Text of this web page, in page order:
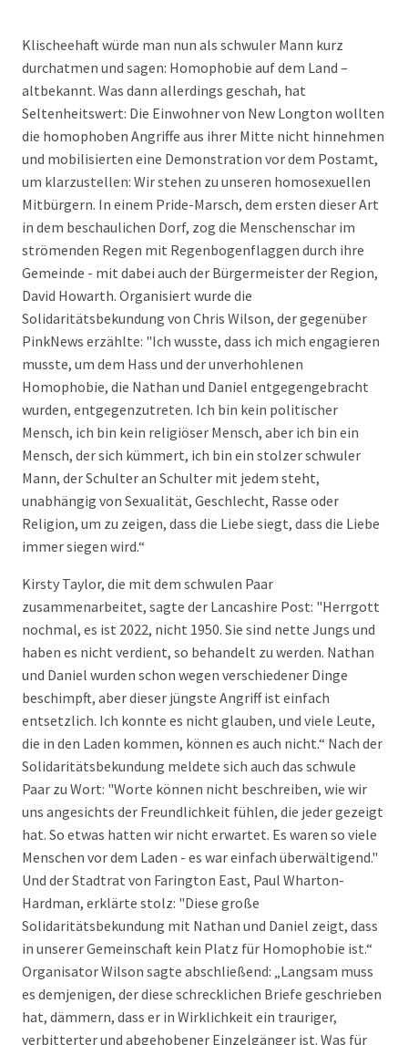
Klischeehaft würde man nun als schwuler Mann kurz
durchatmen und sagen: Homophobie auf dem Land –
altbekannt. Was dann allerdings geschah, hat
Seltenheitswert: Die Einwohner von New Longton wollten
die homophoben Angriffe aus ihrer Mitte nicht hinnehmen
und mobilisierten eine Demonstration vor dem Postamt,
um klarzustellen: Wir stehen zu unseren homosexuellen
Mitbürgern. In einem Pride-Marsch, dem ersten dieser Art
in dem beschaulichen Dorf, zog die Menschenschar im
strömenden Regen mit Regenbogenflaggen durch ihre
Gemeinde - mit dabei auch der Bürgermeister der Region,
David Howarth. Organisiert wurde die
Solidaritätsbekundung von Chris Wilson, der gegenüber
PinkNews erzählte: "Ich wusste, dass ich mich engagieren
musste, um dem Hass und der unverhohlenen
Homophobie, die Nathan und Daniel entgegengebracht
wurden, entgegenzutreten. Ich bin kein politischer
Mensch, ich bin kein religiöser Mensch, aber ich bin ein
Mensch, der sich kümmert, ich bin ein stolzer schwuler
Mann, der Schulter an Schulter mit jedem steht,
unabhängig von Sexualität, Geschlecht, Rasse oder
Religion, um zu zeigen, dass die Liebe siegt, dass die Liebe
immer siegen wird.“
Kirsty Taylor, die mit dem schwulen Paar
zusammenarbeitet, sagte der Lancashire Post: "Herrgott
nochmal, es ist 2022, nicht 1950. Sie sind nette Jungs und
haben es nicht verdient, so behandelt zu werden. Nathan
und Daniel wurden schon wegen verschiedener Dinge
beschimpft, aber dieser jüngste Angriff ist einfach
entsetzlich. Ich konnte es nicht glauben, und viele Leute,
die in den Laden kommen, können es auch nicht.“ Nach der
Solidaritätsbekundung meldete sich auch das schwule
Paar zu Wort: "Worte können nicht beschreiben, wie wir
uns angesichts der Freundlichkeit fühlen, die jeder gezeigt
hat. So etwas hatten wir nicht erwartet. Es waren so viele
Menschen vor dem Laden - es war einfach überwältigend."
Und der Stadtrat von Farington East, Paul Wharton-
Hardman, erklärte stolz: "Diese große
Solidaritätsbekundung mit Nathan und Daniel zeigt, dass
in unserer Gemeinschaft kein Platz für Homophobie ist.“
Organisator Wilson sagte abschließend: „Langsam muss
es demjenigen, der diese schrecklichen Briefe geschrieben
hat, dämmern, dass er in Wirklichkeit ein trauriger,
verbitterter und abgehobener Einzelgänger ist. Was für